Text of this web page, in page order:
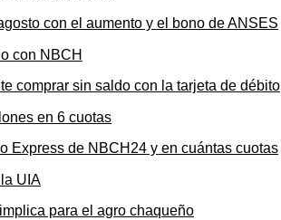
con el aumento y el bono de ANSES
comprar sin saldo con la tarjeta de débito
Express de NBCH24 y en cuántas cuotas
para el agro chaqueño